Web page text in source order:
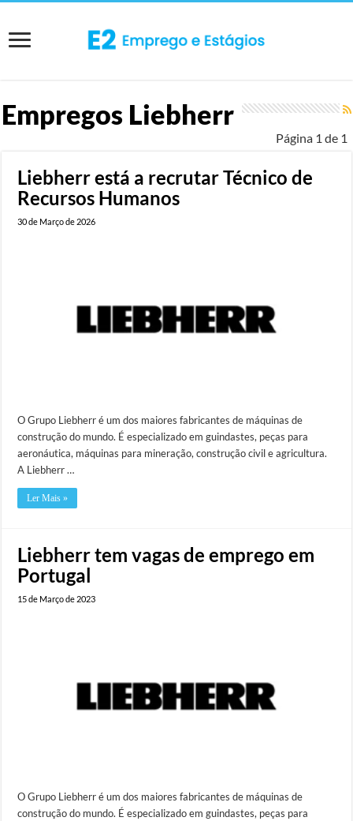
Empregos Liebherr
Página 1 de 1
Liebherr está a recrutar Técnico de
Recursos Humanos
30 de Março de 2026
O Grupo Liebherr é um dos maiores fabricantes de máquinas de
construção do mundo. É especializado em guindastes, peças para
aeronáutica, máquinas para mineração, construção civil e agricultura.
A Liebherr …
Ler Mais »
Liebherr tem vagas de emprego em
Portugal
15 de Março de 2023
O Grupo Liebherr é um dos maiores fabricantes de máquinas de
construção do mundo. É especializado em guindastes, peças para